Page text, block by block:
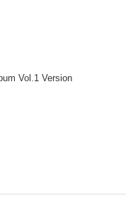
Vol.1 Version